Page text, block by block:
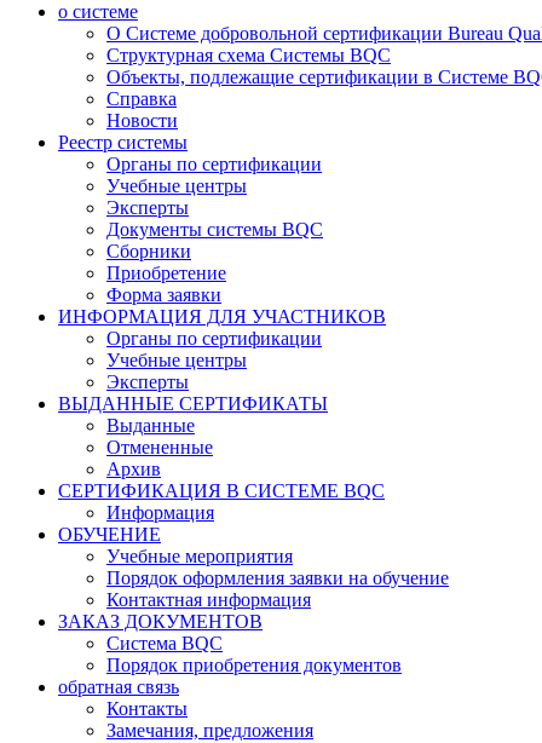
о системе
О Системе добровольной сертификации Bureau
Структурная схема Системы BQC
Объекты, подлежащие сертификации в Системе
Справка
Новости
Реестр системы
Органы по сертификации
Учебные центры
Эксперты
Документы системы BQC
Сборники
Приобретение
Форма заявки
ИНФОРМАЦИЯ ДЛЯ УЧАСТНИКОВ
Органы по сертификации
Учебные центры
Эксперты
ВЫДАННЫЕ СЕРТИФИКАТЫ
Выданные
Отмененные
Архив
СЕРТИФИКАЦИЯ В СИСТЕМЕ BQC
Информация
ОБУЧЕНИЕ
Учебные мероприятия
Порядок оформления заявки на обучение
Контактная информация
ЗАКАЗ ДОКУМЕНТОВ
Система BQC
Порядок приобретения документов
обратная связь
Контакты
Замечания, предложения